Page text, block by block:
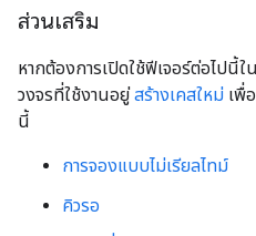
ส่วนเสริม
หากต้องการเปิดใช้ฟีเจอร์ต่อไปนี้
วงจรที่ใช้งานอยู่สร้างเคสใหม่ เพื่
นี้
การจองแบบไม่เรียลไทม์
คิวรอ